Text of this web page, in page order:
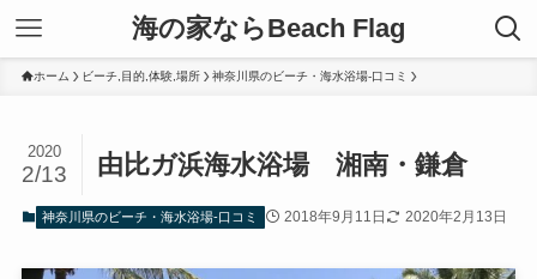
海の家ならBeach Flag
ホーム ビーチ,目的,体験,場所 神奈川県のビーチ・海水浴場-口コミ
由比ガ浜海水浴場 湘南・鎌倉
2020
2/13
神奈川県のビーチ・海水浴場-口コミ 2018年9月11日 2020年2月13日